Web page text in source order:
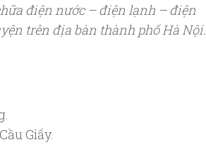
điện nước – điện lạnh – điện
trên địa bàn thành phố Hà Nội.
Giấy.